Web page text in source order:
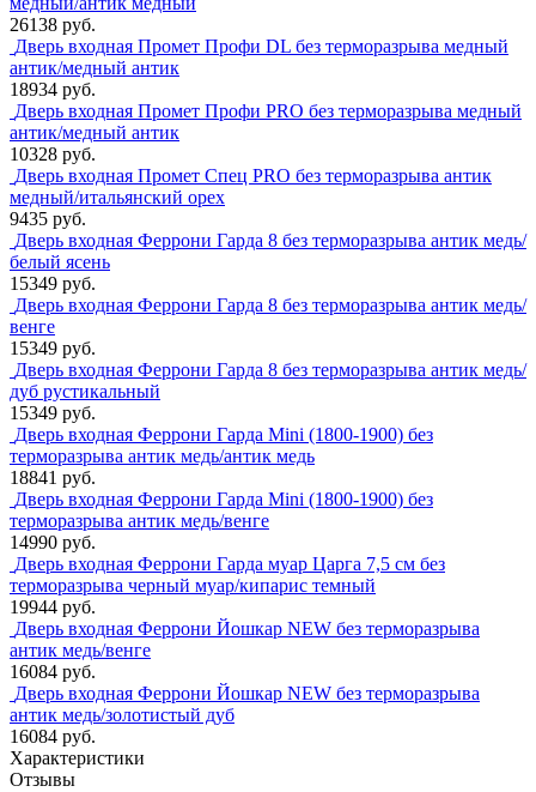
26138 руб.
Дверь входная Промет Профи DL без терморазрыва медный
антик/медный антик
18934 руб.
Дверь входная Промет Профи PRO без терморазрыва медный
антик/медный антик
10328 руб.
Дверь входная Промет Спец PRO без терморазрыва антик
медный/итальянский орех
9435 руб.
Дверь входная Феррони Гарда 8 без терморазрыва антик медь/
белый ясень
15349 руб.
Дверь входная Феррони Гарда 8 без терморазрыва антик медь/
венге
15349 руб.
Дверь входная Феррони Гарда 8 без терморазрыва антик медь/
дуб рустикальный
15349 руб.
Дверь входная Феррони Гарда Mini (1800-1900) без
терморазрыва антик медь/антик медь
18841 руб.
Дверь входная Феррони Гарда Mini (1800-1900) без
терморазрыва антик медь/венге
14990 руб.
Дверь входная Феррони Гарда муар Царга 7,5 см без
терморазрыва черный муар/кипарис темный
19944 руб.
Дверь входная Феррони Йошкар NEW без терморазрыва
антик медь/венге
16084 руб.
Дверь входная Феррони Йошкар NEW без терморазрыва
антик медь/золотистый дуб
16084 руб.
Характеристики
Отзывы